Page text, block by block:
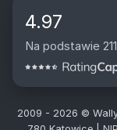
4.97
Na podstawie
2009 - 2026 ©